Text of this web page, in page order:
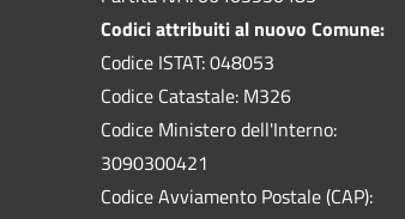
Codici attribuiti al nuovo Comune:
Codice ISTAT: 048053
Codice Catastale: M326
Codice Ministero dell'Interno:
3090300421
Codice Avviamento Postale (CAP):